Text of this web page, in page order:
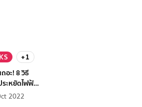
+1
อะ! 8 วิธี
ระหยัดไฟฟ้า
2022